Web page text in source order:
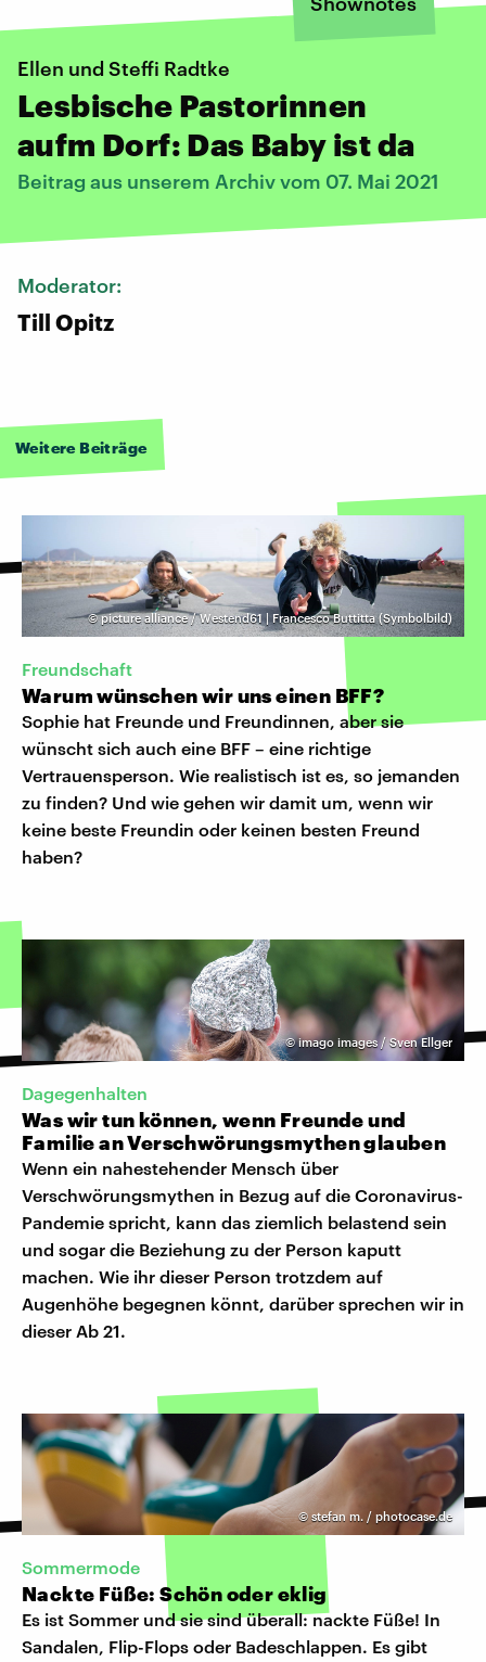
Ellen und Steffi Radtke
Lesbische Pastorinnen
aufm Dorf: Das Baby ist da
Beitrag aus unserem Archiv vom 07. Mai 2021
Moderator:
Till Opitz
Weitere Beiträge
©picture alliance / Westend61 | Francesco Buttitta (Symbolbild)
Freundschaft
Warum wünschen wir uns einen BFF?
Sophie hat Freunde und Freundinnen, aber sie
wünscht sich auch eine BFF – eine richtige
Vertrauensperson. Wie realistisch ist es, so jemanden
zu finden? Und wie gehen wir damit um, wenn wir
keine beste Freundin oder keinen besten Freund
haben?
©imago images / Sven Ellger
Dagegenhalten
Was wir tun können, wenn Freunde und
Familie an Verschwörungsmythen glauben
Wenn ein nahestehender Mensch über
Verschwörungsmythen in Bezug auf die Coronavirus-
Pandemie spricht, kann das ziemlich belastend sein
und sogar die Beziehung zu der Person kaputt
machen. Wie ihr dieser Person trotzdem auf
Augenhöhe begegnen könnt, darüber sprechen wir in
dieser Ab 21.
©stefan m. / photocase.de
Sommermode
Nackte Füße: Schön oder eklig
Es ist Sommer und sie sind überall: nackte Füße! In
Sandalen, Flip-Flops oder Badeschlappen. Es gibt